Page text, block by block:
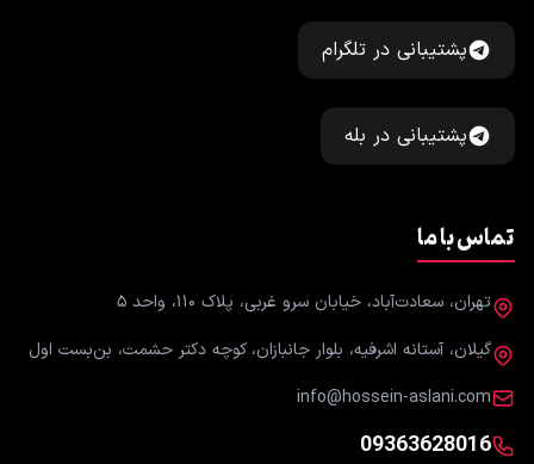
پشتیبانی در تلگرام
پشتیبانی در بله
تماس با ما
تهران، سعادت‌آباد، خیابان سرو غربی، پلاک ۱۱۰، واحد ۵
گیلان، آستانه اشرفیه، بلوار جانبازان، کوچه دکتر حشمت، بن‌بست اول
info@hossein-aslani.com
09363628016